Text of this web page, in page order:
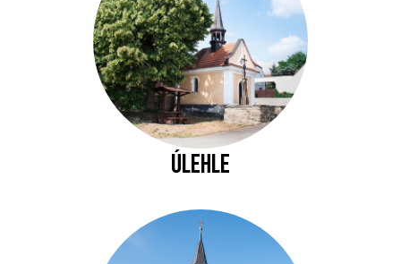
Úlehle